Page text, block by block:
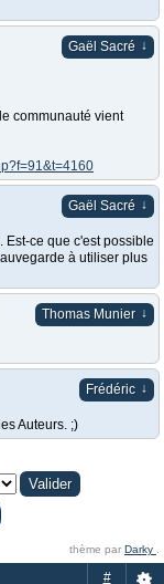
Gaël Sacré ↓
communauté vient
Gaël Sacré ↓
ce que c'est possible
à utiliser plus
Thomas Munier ↓
Frédéric ↓
Auteurs. ;)
thème par Darky
#